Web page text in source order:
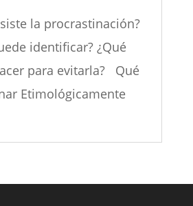
la procrastinación?
identificar? ¿Qué
para evitarla? Qué
Etimológicamente